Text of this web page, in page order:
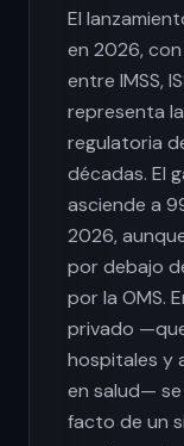
El
en 2026,
entre IMSS,
representa
regulatoria
décadas. El
asciende a
2026,
por debajo
por la OMS.
privado
hospitales y
en salud—
facto de un